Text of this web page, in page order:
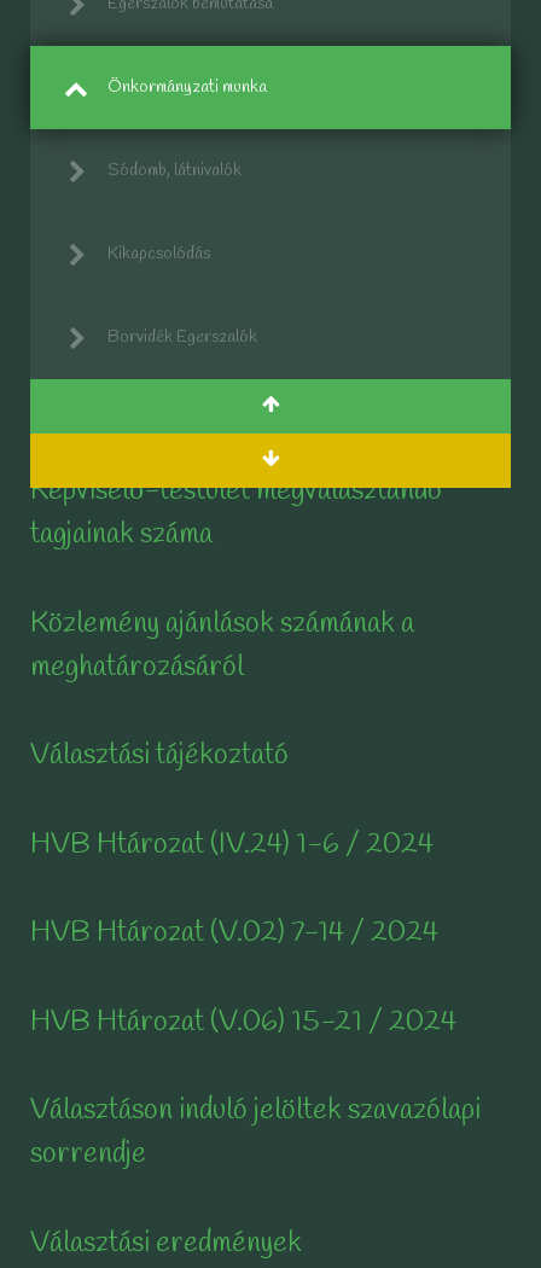
Önkormányzati munka
Sódomb, látnivalók
Kikapcsolódás
Borvidék Egerszalók
Képviselő-testület megválasztandó
tagjainak száma
Közlemény ajánlások számának a
meghatározásáról
Választási tájékoztató
HVB Htározat (IV.24) 1-6 / 2024
HVB Htározat (V.02) 7-14 / 2024
HVB Htározat (V.06) 15-21 / 2024
Választáson induló jelöltek szavazólapi
sorrendje
Választási eredmények